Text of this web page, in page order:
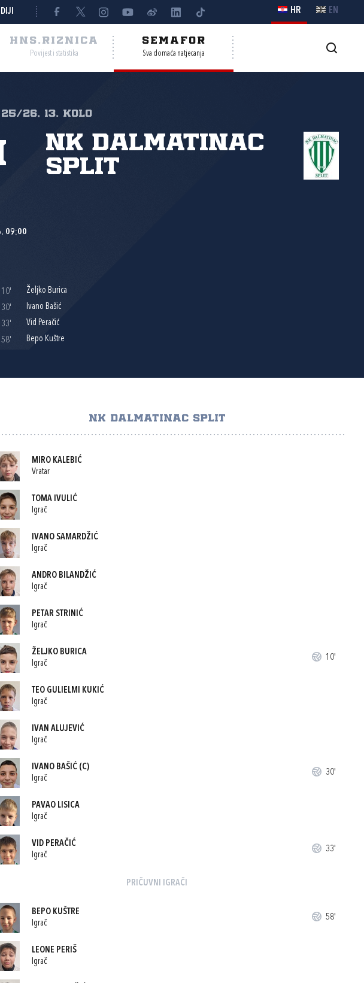
HR EN
HNS.RIZNICA
Povijest i statistika
SEMAFOR
Sva domaća natjecanja
26, 13. kolo
NK Dalmatinac
Split
09:00
10'
Željko Burica
30'
Ivano Bašić
33'
Vid Peračić
58'
Bepo Kuštre
NK DALMATINAC SPLIT
MIRO KALEBIĆ
Vratar
TOMA IVULIĆ
Igrač
IVANO SAMARDŽIĆ
Igrač
ANDRO BILANDŽIĆ
Igrač
PETAR STRINIĆ
Igrač
ŽELJKO BURICA
Igrač
10'
TEO GULIELMI KUKIĆ
Igrač
IVAN ALUJEVIĆ
Igrač
IVANO BAŠIĆ(C)
Igrač
30'
PAVAO LISICA
Igrač
VID PERAČIĆ
Igrač
33'
PRIČUVNI IGRAČI
BEPO KUŠTRE
Igrač
58'
LEONE PERIŠ
Igrač